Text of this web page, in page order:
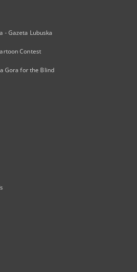
- Gazeta Lubuska
Contest
Gora for the Blind